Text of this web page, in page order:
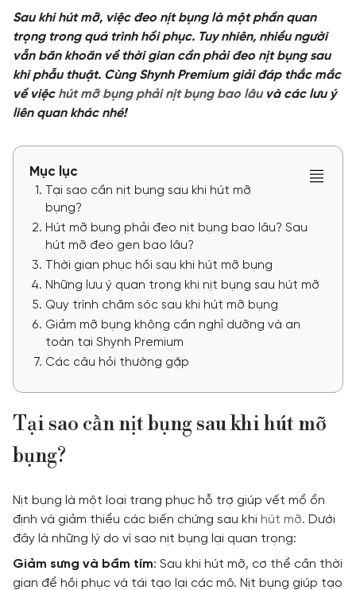
ĐIỀU TRỊ DA
TƯ VẤN
TIN TỨC
Sau khi hút mỡ, việc đeo nịt bụng là một phần quan
trọng trong quá trình hồi phục. Tuy nhiên, nhiều người
vẫn băn khoăn về thời gian cần phải đeo nịt bụng sau
khi phẫu thuật. Cùng Shynh Premium giải đáp thắc mắc
về việc hút mỡ bụng phải nịt bụng bao lâuvà các lưu ý
liên quan khác nhé!
Mục lục
Tại sao cần nịt bụng sau khi hút mỡ
bụng?
Hút mỡ bụng phải đeo nịt bụng bao lâu? Sau
hút mỡ đeo gen bao lâu?
Thời gian phục hồi sau khi hút mỡ bụng
Những lưu ý quan trọng khi nịt bụng sau hút mỡ
Quy trình chăm sóc sau khi hút mỡ bụng
Giảm mỡ bụng không cần nghỉ dưỡng và an
toàn tại Shynh Premium
Các câu hỏi thường gặp
Tại sao cần nịt bụng sau khi hút mỡ
bụng?
Nịt bụng là một loại trang phục hỗ trợ giúp vết mổ ổn
định và giảm thiểu các biến chứng sau khi hút mỡ. Dưới
đây là những lý do vì sao nịt bụng lại quan trọng:
Giảm sưng và bầm tím: Sau khi hút mỡ, cơ thể cần thời
gian để hồi phục và tái tạo lại các mô. Nịt bụng giúp tạo